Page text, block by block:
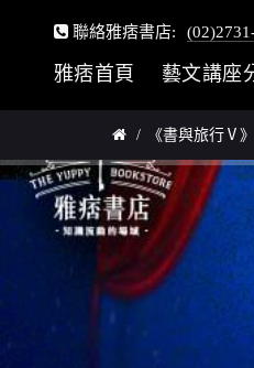
聯絡雅痞書店:
雅痞首頁 藝文講座
《書與旅行Ⅴ